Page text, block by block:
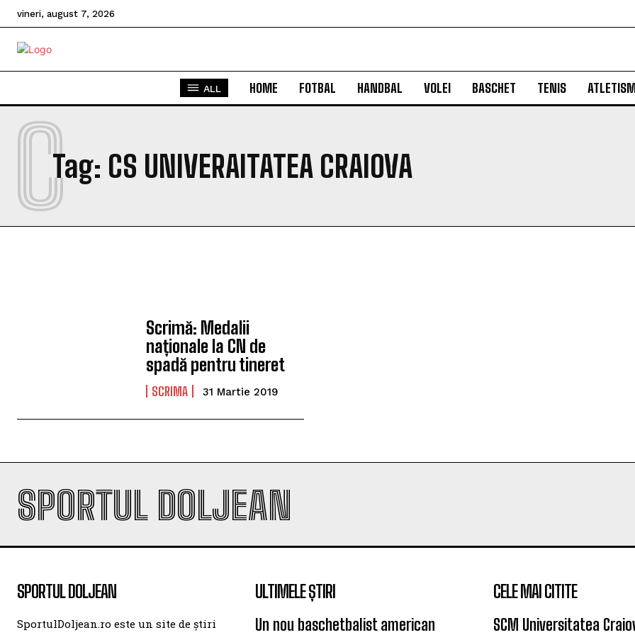
vineri, august 7, 2026
ALL HOME FOTBAL HANDBAL VOLEI BASCHET TENIS
Tag: CS UNIVERAITATEA CRAIOVA
C
Scrimă: Medalii
naționale la CN de
spadă pentru tineret
SCRIMA 31 Martie 2019
SPORTUL DOLJEAN
SPORTUL DOLJEAN
SportulDoljean.ro este un site de știri
ULTIMELE ȘTIRI
Un nou baschetbalist american
CELE MAI CITITE
SCM Universitatea